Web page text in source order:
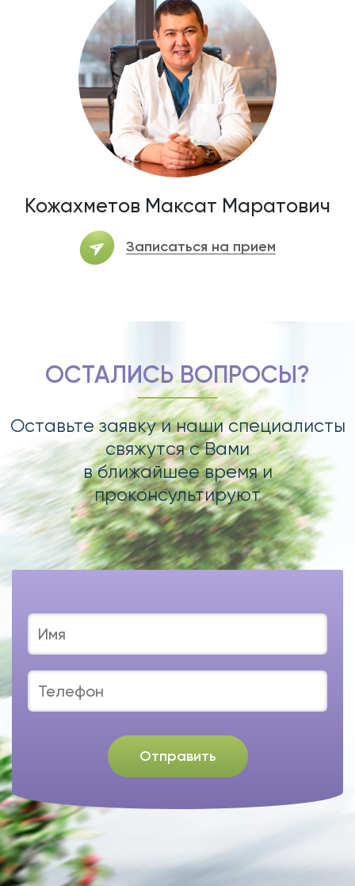
Кожахметов Максат Маратович
Записаться на прием
Отправить
ОСТАЛИСЬ ВОПРОСЫ?
Оставьте заявку и наши специалисты
свяжутся с Вами
в ближайшее время и
проконсультируют